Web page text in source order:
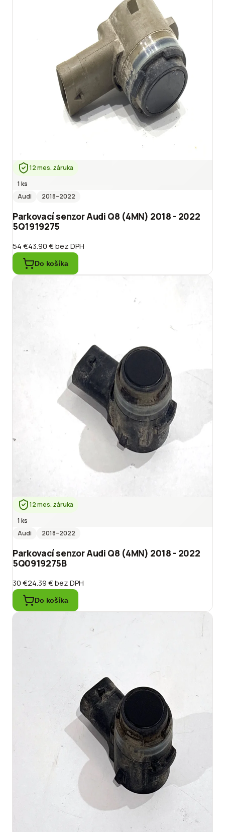
12 mes. záruka
1 ks
Audi
2018–2022
Parkovací senzor Audi Q8 (4MN) 2018 - 2022
5Q1919275
54 €43.90 €bez DPH
Do košíka
12 mes. záruka
1 ks
Audi
2018–2022
Parkovací senzor Audi Q8 (4MN) 2018 - 2022
5Q0919275B
30 €24.39 €bez DPH
Do košíka